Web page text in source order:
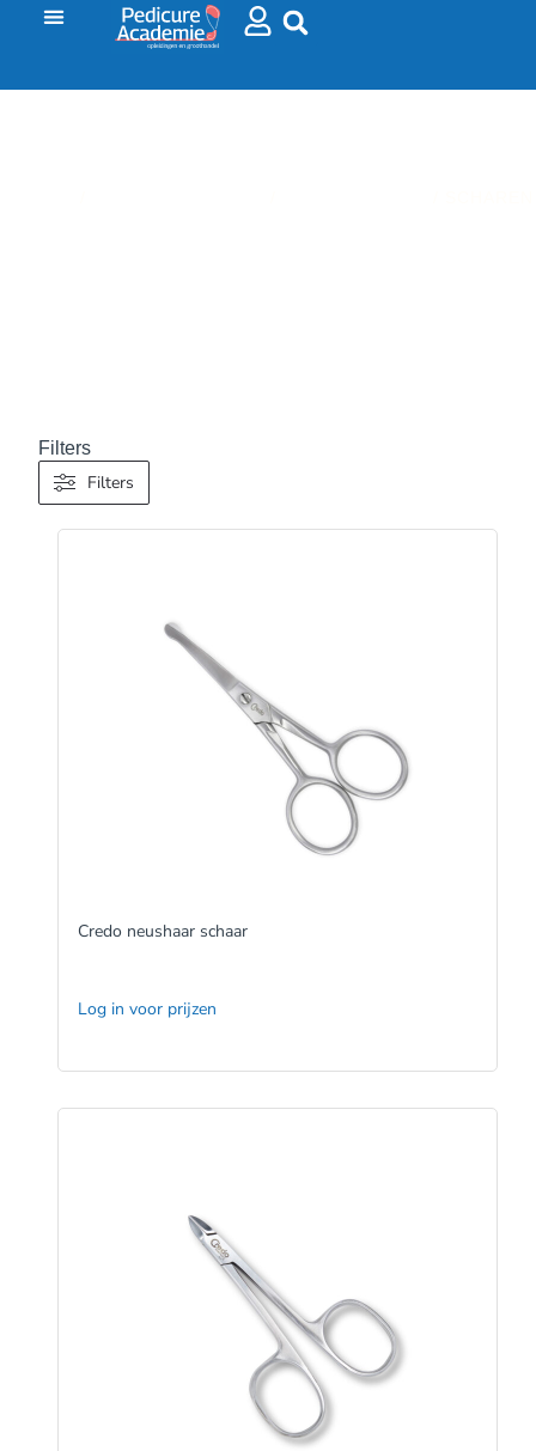
Filters
Filters
Credo neushaar schaar
Log in voor prijzen